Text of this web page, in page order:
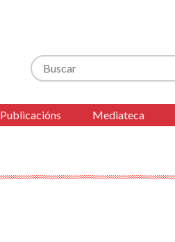
Buscar
Publicacións Mediateca